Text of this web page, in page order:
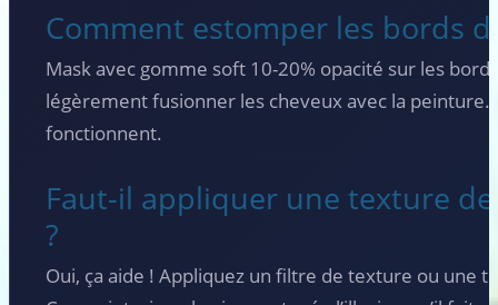
Comment estomper les bords
Mask avec gomme soft 10-20% opacité sur les
légèrement fusionner les cheveux avec la peinture.
fonctionnent.
Faut-il appliquer une texture
?
Oui, ça aide ! Appliquez un filtre de texture ou une